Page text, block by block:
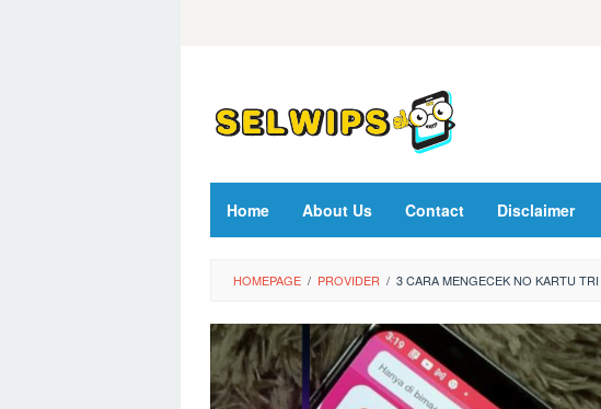
Home About Us Contact Disclaimer
HOMEPAGE / PROVIDER / 3 CARA MENGECEK NO KARTU